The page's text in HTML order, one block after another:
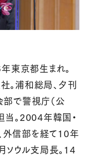
東京都生まれ。
。浦和総局、夕刊
で警視庁（公
当。2004年韓国・
外信部を経て10年
ソウル支局長。14